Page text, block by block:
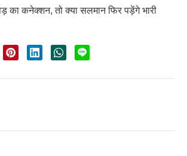
का कनेक्शन, तो क्या सलमान फिर पड़ेंगे भारी